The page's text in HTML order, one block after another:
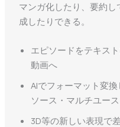
マンガ化したり、要約
成したりできる。
エピソードをテキス
動画へ
AIでフォーマット変
ソース・マルチユース
3D等の新しい表現で